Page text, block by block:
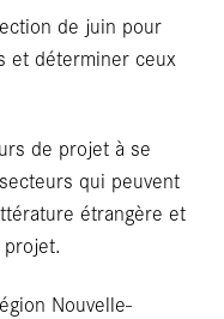
de juin pour
et déterminer ceux
de projet à se
qui peuvent
étrangère et
Nouvelle-